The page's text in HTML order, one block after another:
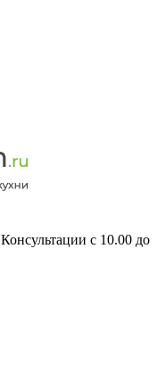
Консультации с 10.00 до